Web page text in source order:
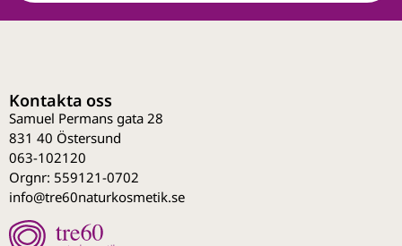
Kontakta oss
Samuel Permans gata 28
831 40 Östersund
063-102120
Orgnr: 559121-0702
info@tre60naturkosmetik.se